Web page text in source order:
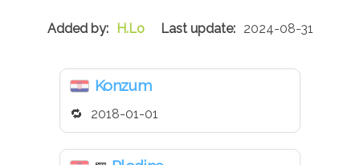
H.Lo 2024-08-31
Konzum
2018-01-01